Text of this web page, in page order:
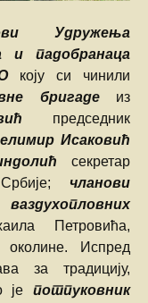
Удружења
и падобранаца
коју си чинили
бригадеиз
председник
Исаковић
секретар
чланови
Петровића,
Испред
за традицију,
је потпуковник